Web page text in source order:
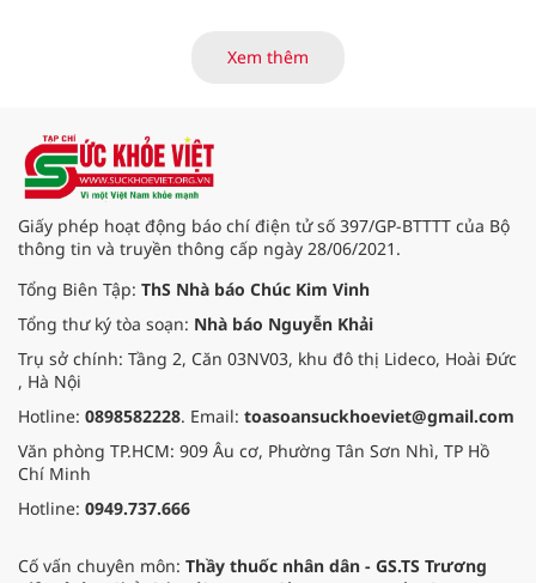
Xem thêm
Giấy phép hoạt động báo chí điện tử số 397/GP-BTTTT của Bộ
thông tin và truyền thông cấp ngày 28/06/2021.
Tổng Biên Tập: ThS Nhà báo Chúc Kim Vinh
Tổng thư ký tòa soạn: Nhà báo Nguyễn Khải
Trụ sở chính: Tầng 2, Căn 03NV03, khu đô thị Lideco, Hoài Đức
, Hà Nội
Hotline: 0898582228. Email: toasoansuckhoeviet@gmail.com
Văn phòng TP.HCM: 909 Âu cơ, Phường Tân Sơn Nhì, TP Hồ
Chí Minh
Hotline: 0949.737.666
Cố vấn chuyên môn: Thầy thuốc nhân dân - GS.TS Trương